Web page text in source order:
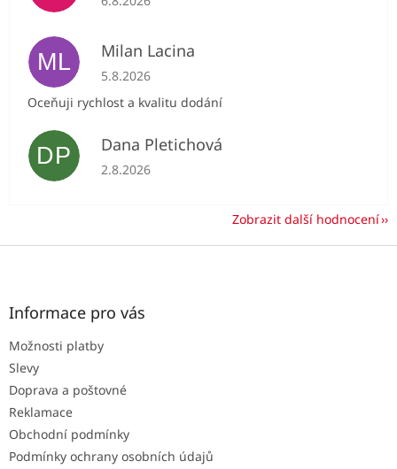
ML Milan Lacina
Hodnocení obchodu je 5 z 5 hvězdiček.
5.8.2026
Oceňuji rychlost a kvalitu dodání
DP Dana Pletichová
Hodnocení obchodu je 5 z 5 hvězdiček.
2.8.2026
Zobrazit další hodnocení
Z
Informace pro vás
Možnosti platby
Slevy
Doprava a poštovné
Reklamace
Obchodní podmínky
Podmínky ochrany osobních údajů